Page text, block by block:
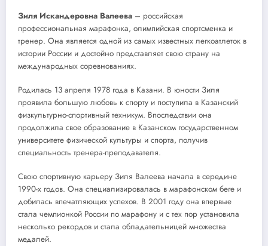
Зиля Искандеровна Валеева – российская
профессиональная марафонка, олимпийская спортсменка и
тренер. Она является одной из самых известных легкоатлеток в
истории России и достойно представляет свою страну на
международных соревнованиях.
Родилась 13 апреля 1978 года в Казани. В юности Зиля
проявила большую любовь к спорту и поступила в Казанский
физкультурно-спортивный техникум. Впоследствии она
продолжила свое образование в Казанском государственном
университете физической культуры и спорта, получив
специальность тренера-преподавателя.
Свою спортивную карьеру Зиля Валеева начала в середине
1990-х годов. Она специализировалась в марафонском беге и
добилась впечатляющих успехов. В 2001 году она впервые
стала чемпионкой России по марафону и с тех пор установила
несколько рекордов и стала обладательницей множества
медалей.